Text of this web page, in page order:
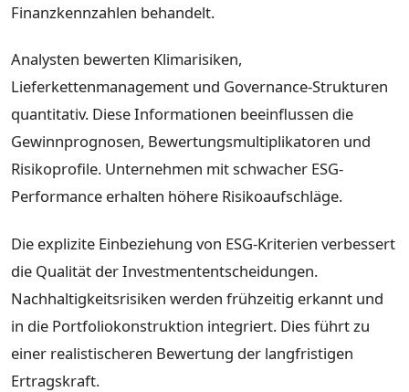
Finanzkennzahlen behandelt.
Analysten bewerten Klimarisiken,
Lieferkettenmanagement und Governance-Strukturen
quantitativ. Diese Informationen beeinflussen die
Gewinnprognosen, Bewertungsmultiplikatoren und
Risikoprofile. Unternehmen mit schwacher ESG-
Performance erhalten höhere Risikoaufschläge.
Die explizite Einbeziehung von ESG-Kriterien verbessert
die Qualität der Investmententscheidungen.
Nachhaltigkeitsrisiken werden frühzeitig erkannt und
in die Portfoliokonstruktion integriert. Dies führt zu
einer realistischeren Bewertung der langfristigen
Ertragskraft.